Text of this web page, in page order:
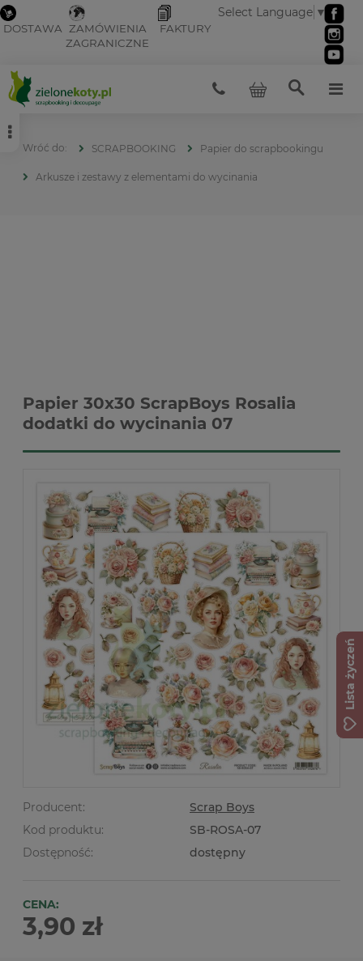
DOSTAWA ZAMÓWIENIA
ZAGRANICZNE
FAKTURY
Select Language ▼
SCRAPBOOKING Papier do scrapbookingu
Arkusze i zestawy z elementami do wycinania
Papier 30x30 ScrapBoys Rosalia
dodatki do wycinania 07
Producent:
Scrap Boys
Kod produktu:
SB-ROSA-07
Dostępność:
dostępny
CENA:
3,90 zł
Lista życzeń